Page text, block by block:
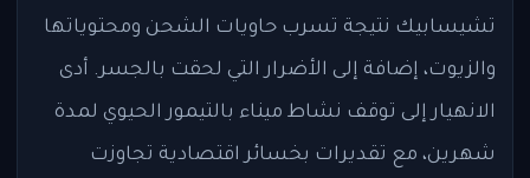
تشيسابيك نتيجة تسرب حاويات الشحن ومحتوياتها
والزيوت، إضافة إلى الأضرار التي لحقت بالجسر. أدى
الانهيار إلى توقف نشاط ميناء بالتيمور الحيوي لمدة
شهرين، مع تقديرات بخسائر اقتصادية تجاوزت